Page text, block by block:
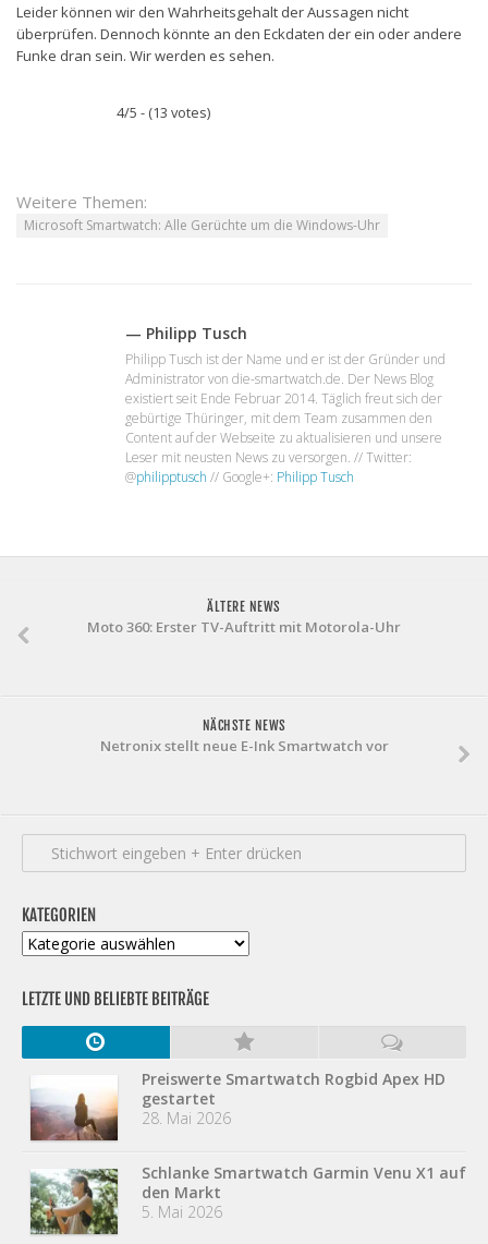
Leider können wir den Wahrheitsgehalt der Aussagen nicht
überprüfen. Dennoch könnte an den Eckdaten der ein oder andere
Funke dran sein. Wir werden es sehen.
4/5 - (13 votes)
Weitere Themen:
Microsoft Smartwatch: Alle Gerüchte um die Windows-Uhr
— Philipp Tusch
Philipp Tusch ist der Name und er ist der Gründer und
Administrator von die-smartwatch.de. Der News Blog
existiert seit Ende Februar 2014. Täglich freut sich der
gebürtige Thüringer, mit dem Team zusammen den
Content auf der Webseite zu aktualisieren und unsere
Leser mit neusten News zu versorgen. // Twitter:
@philipptusch // Google+: Philipp Tusch
ÄLTERE NEWS
Moto 360: Erster TV-Auftritt mit Motorola-Uhr
NÄCHSTE NEWS
Netronix stellt neue E-Ink Smartwatch vor
KATEGORIEN
Kategorien
LETZTE UND BELIEBTE BEITRÄGE
Preiswerte Smartwatch Rogbid Apex HD
gestartet
28. Mai 2026
Schlanke Smartwatch Garmin Venu X1 auf
den Markt
5. Mai 2026